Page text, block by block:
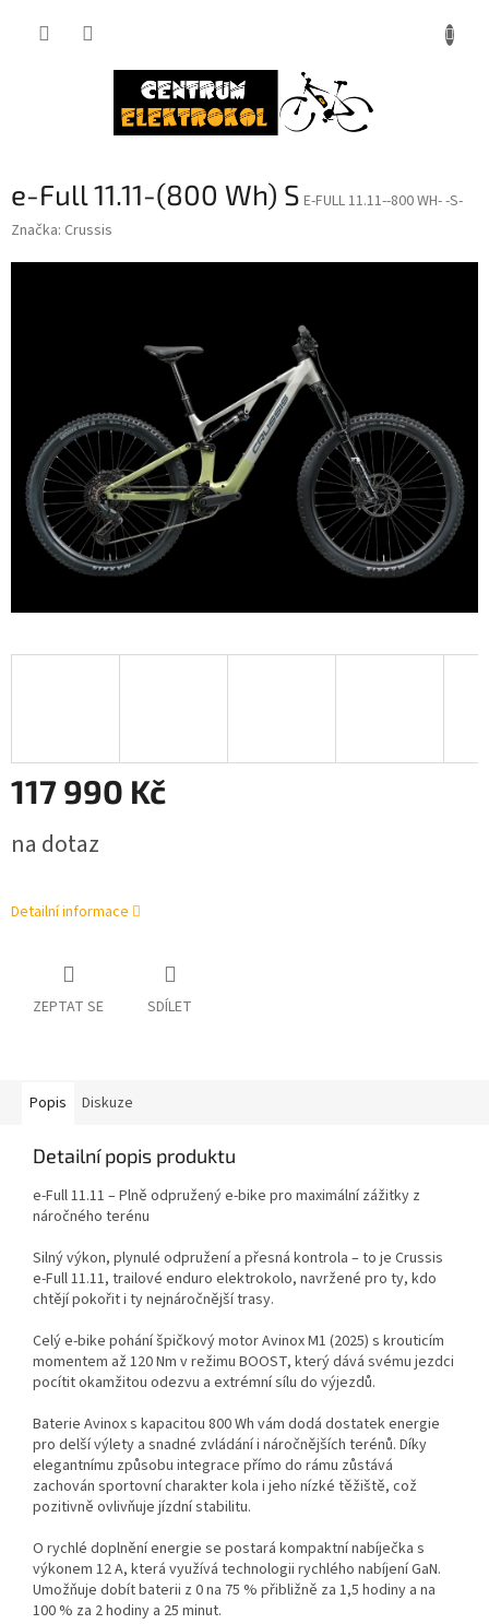
e-Full 11.11-(800 Wh) S E-FULL 11.11--800 WH- -S-
Značka: Crussis
117 990 Kč
cena:
na dotaz
Detailní informace
ZEPTAT SE SDÍLET
Popis Diskuze
Detailní popis produktu
e-Full 11.11 – Plně odpružený e-bike pro maximální zážitky z
náročného terénu
Silný výkon, plynulé odpružení a přesná kontrola – to je Crussis
e-Full 11.11, trailové enduro elektrokolo, navržené pro ty, kdo
chtějí pokořit i ty nejnáročnější trasy.
Celý e-bike pohání špičkový motor Avinox M1 (2025) s krouticím
momentem až 120 Nm v režimu BOOST, který dává svému jezdci
pocítit okamžitou odezvu a extrémní sílu do výjezdů.
Baterie Avinox s kapacitou 800 Wh vám dodá dostatek energie
pro delší výlety a snadné zvládání i náročnějších terénů. Díky
elegantnímu způsobu integrace přímo do rámu zůstává
zachován sportovní charakter kola i jeho nízké těžiště, což
pozitivně ovlivňuje jízdní stabilitu.
O rychlé doplnění energie se postará kompaktní nabíječka s
výkonem 12 A, která využívá technologii rychlého nabíjení GaN.
Umožňuje dobít baterii z 0 na 75 % přibližně za 1,5 hodiny a na
100 % za 2 hodiny a 25 minut.